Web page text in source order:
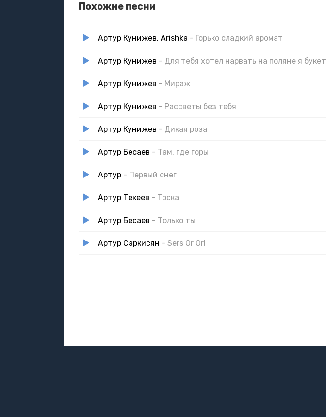
Похожие песни
Артур Кунижев, Arishka - Горько сладкий аромат
Артур Кунижев - Для тебя хотел нарвать на поляне я букет
Артур Кунижев - Мираж
Артур Кунижев - Рассветы без тебя
Артур Кунижев - Дикая роза
Артур Бесаев - Там, где горы
Артур - Первый снег
Артур Текеев - Тоска
Артур Бесаев - Только ты
Артур Саркисян - Sers Or Ori